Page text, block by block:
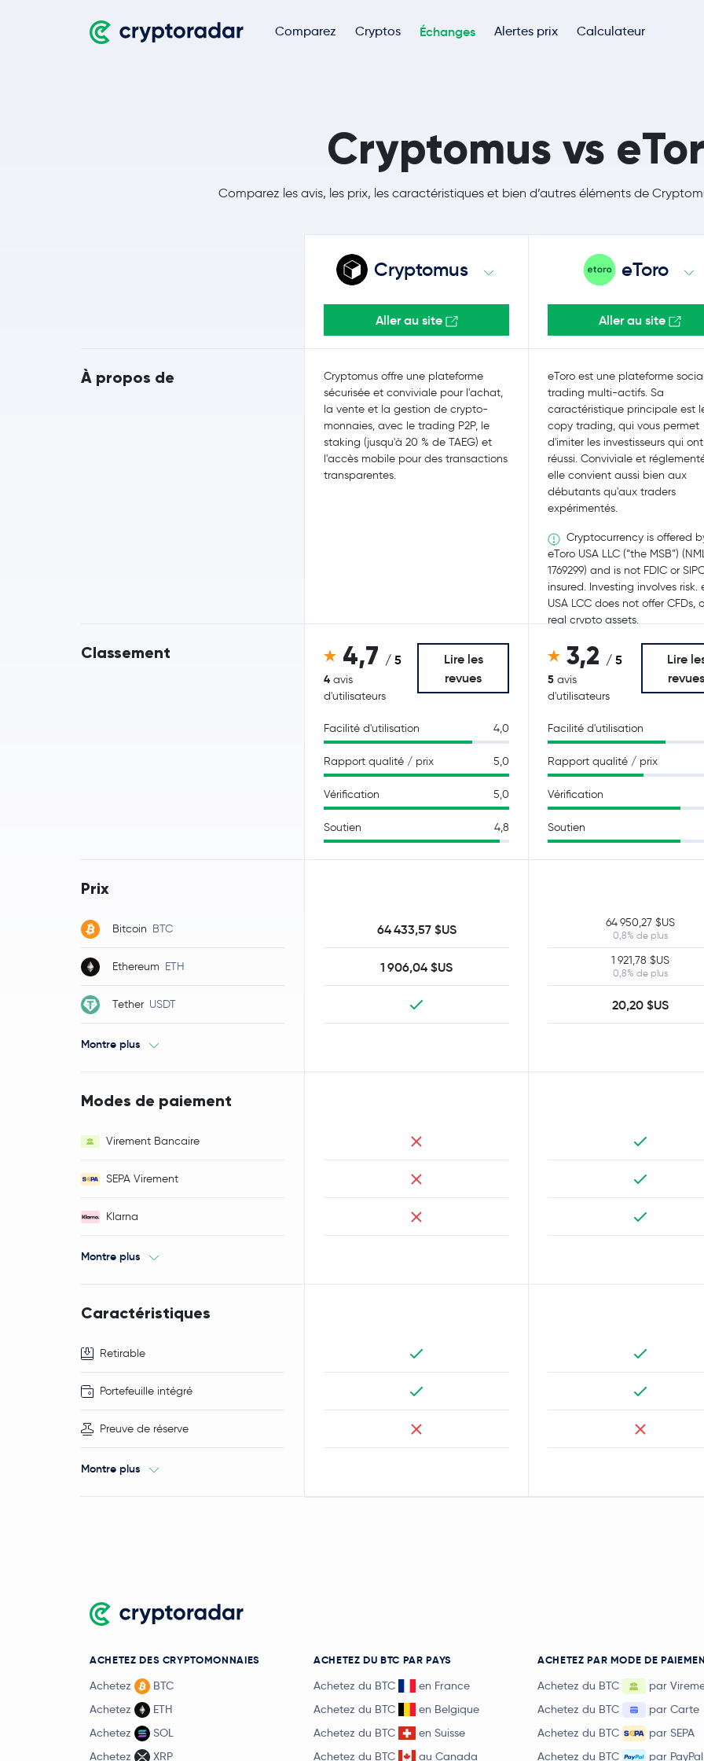
Comparez Cryptos Échanges Alertes prix Calculateur
Cryptomus vs
Comparez les avis, les prix, les caractéristiques et bien d’autres éléments de
À propos de
Classement
Prix
Bitcoin BTC
Ethereum ETH
Tether USDT
Montre plus
Modes de paiement
Virement Bancaire
SEPA Virement
Klarna
Montre plus
Caractéristiques
Retirable
Portefeuille intégré
Preuve de réserve
Montre plus
Cryptomus
Aller au site
Cryptomus offre une plateforme
sécurisée et conviviale pour l'achat,
la vente et la gestion de crypto-
monnaies, avec le trading P2P, le
staking (jusqu'à 20 % de TAEG) et
l'accès mobile pour des transactions
transparentes.
4,7 / 5
4 avis
d'utilisateurs
Lire les
revues
Facilité d'utilisation 4,0
Rapport qualité / prix 5,0
Vérification 5,0
Soutien 4,8
64 433,57 $US
1 906,04 $US
eToro
Aller au site
eToro est une plateforme
trading multi-actifs. Sa
caractéristique principale est
copy trading, qui vous permet
d'imiter les investisseurs qui ont
réussi. Conviviale et
elle convient aussi bien aux
débutants qu'aux traders
expérimentés.
Cryptocurrency is offered
eToro USA LLC (“the MSB”)
1769299) and is not FDIC or
insured. Investing involves risk.
USA LCC does not offer CFDs,
real crypto assets.
3,2 / 5
5 avis
d'utilisateurs
Lire
revues
Facilité d'utilisation
Rapport qualité / prix
Vérification
Soutien
64 950,27 $US
0,8% de plus
1 921,78 $US
0,8% de plus
20,20 $US
ACHETEZ DES CRYPTOMONNAIES
Achetez
BTC
Achetez
ETH
Achetez
SOL
Achetez
XRP
ACHETEZ DU BTC PAR PAYS
Achetez du BTC
en France
Achetez du BTC
en Belgique
Achetez du BTC
en Suisse
Achetez du BTC
au Canada
ACHETEZ PAR MODE DE
Achetez du BTC
par
Achetez du BTC
par Carte
Achetez du BTC
par SEPA
Achetez du BTC
par PayPal